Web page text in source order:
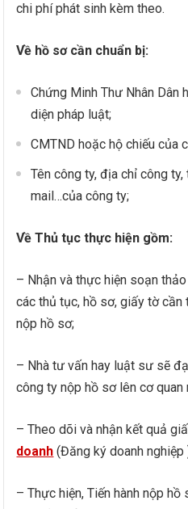
chi phí phát sinh kèm theo.
Về hồ sơ cần chuẩn bị:
Chứng Minh Thư Nhân Dân
diện pháp luật;
CMTND hoặc hộ chiếu của
Tên công ty, địa chỉ công
mail…của công ty;
Về Thủ tục thực hiện gồm:
– Nhận và thực hiện soạn
các thủ tục, hồ sơ, giấy tờ cần
nộp hồ sơ;
– Nhà tư vấn hay luật sư sẽ
công ty nộp hồ sơ lên cơ quan
– Theo dõi và nhận kết quả
doanh (Đăng ký doanh nghiệp
– Thực hiện, Tiến hành nộp